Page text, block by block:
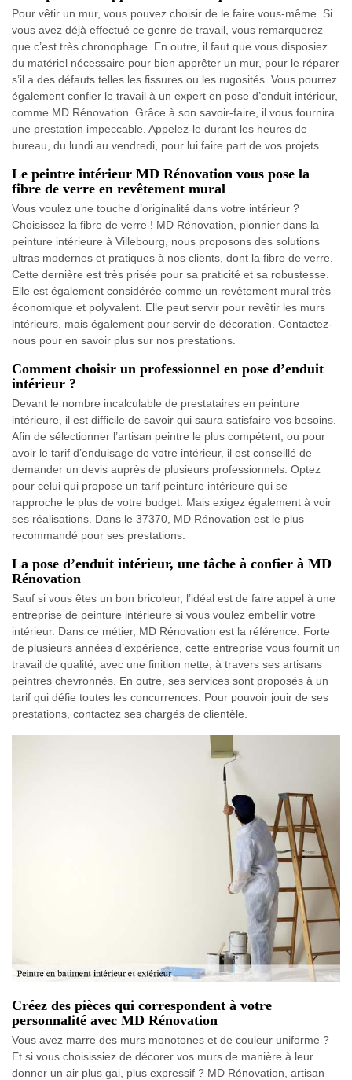
Pour vêtir un mur, vous pouvez choisir de le faire vous-même. Si
vous avez déjà effectué ce genre de travail, vous remarquerez
que c’est très chronophage. En outre, il faut que vous disposiez
du matériel nécessaire pour bien apprêter un mur, pour le réparer
s’il a des défauts telles les fissures ou les rugosités. Vous pourrez
également confier le travail à un expert en pose d’enduit intérieur,
comme MD Rénovation. Grâce à son savoir-faire, il vous fournira
une prestation impeccable. Appelez-le durant les heures de
bureau, du lundi au vendredi, pour lui faire part de vos projets.
Le peintre intérieur MD Rénovation vous pose la
fibre de verre en revêtement mural
Vous voulez une touche d’originalité dans votre intérieur ?
Choisissez la fibre de verre ! MD Rénovation, pionnier dans la
peinture intérieure à Villebourg, nous proposons des solutions
ultras modernes et pratiques à nos clients, dont la fibre de verre.
Cette dernière est très prisée pour sa praticité et sa robustesse.
Elle est également considérée comme un revêtement mural très
économique et polyvalent. Elle peut servir pour revêtir les murs
intérieurs, mais également pour servir de décoration. Contactez-
nous pour en savoir plus sur nos prestations.
Comment choisir un professionnel en pose d’enduit
intérieur ?
Devant le nombre incalculable de prestataires en peinture
intérieure, il est difficile de savoir qui saura satisfaire vos besoins.
Afin de sélectionner l’artisan peintre le plus compétent, ou pour
avoir le tarif d’enduisage de votre intérieur, il est conseillé de
demander un devis auprès de plusieurs professionnels. Optez
pour celui qui propose un tarif peinture intérieure qui se
rapproche le plus de votre budget. Mais exigez également à voir
ses réalisations. Dans le 37370, MD Rénovation est le plus
recommandé pour ses prestations.
La pose d’enduit intérieur, une tâche à confier à MD
Rénovation
Sauf si vous êtes un bon bricoleur, l’idéal est de faire appel à une
entreprise de peinture intérieure si vous voulez embellir votre
intérieur. Dans ce métier, MD Rénovation est la référence. Forte
de plusieurs années d’expérience, cette entreprise vous fournit un
travail de qualité, avec une finition nette, à travers ses artisans
peintres chevronnés. En outre, ses services sont proposés à un
tarif qui défie toutes les concurrences. Pour pouvoir jouir de ses
prestations, contactez ses chargés de clientèle.
Créez des pièces qui correspondent à votre
personnalité avec MD Rénovation
Vous avez marre des murs monotones et de couleur uniforme ?
Et si vous choisissiez de décorer vos murs de manière à leur
donner un air plus gai, plus expressif ? MD Rénovation, artisan